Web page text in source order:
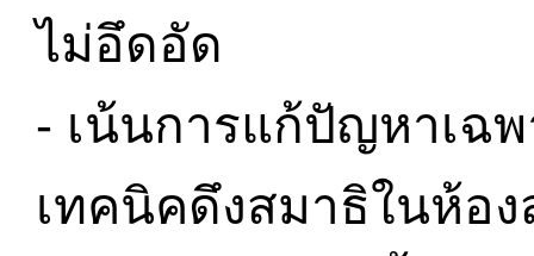
ไม่อึดอัด
- เน้นการแก้ปัญหาเฉ
เทคนิคดึงสมาธิในห้อ